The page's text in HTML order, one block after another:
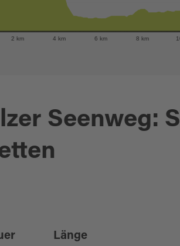
2 km 4 km 6 km 8 km
Seenweg:
Länge